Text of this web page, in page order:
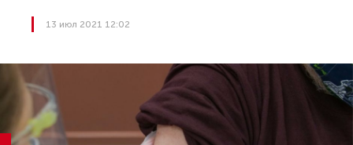
13 июл 2021 12:02